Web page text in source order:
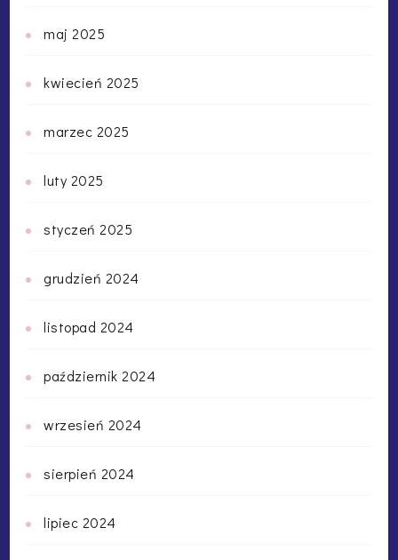
maj 2025
kwiecień 2025
marzec 2025
luty 2025
styczeń 2025
grudzień 2024
listopad 2024
październik 2024
wrzesień 2024
sierpień 2024
lipiec 2024